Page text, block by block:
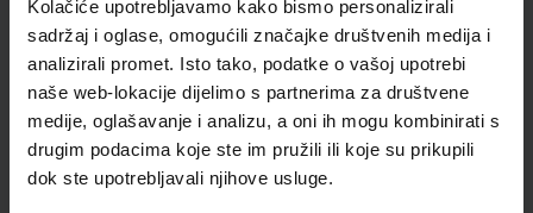
Kolačiće upotrebljavamo kako bismo personalizirali
sadržaj i oglase, omogućili značajke društvenih medija i
analizirali promet. Isto tako, podatke o vašoj upotrebi
naše web-lokacije dijelimo s partnerima za društvene
medije, oglašavanje i analizu, a oni ih mogu kombinirati s
drugim podacima koje ste im pružili ili koje su prikupili
dok ste upotrebljavali njihove usluge.
Autor(i): Blagus Ljubić Klemše Flisar Odorčić Bubica Ružić Mihočka
Nakladnik:
ŠKOLSKA KNJIGA d.d. Registarski broj ministarstva: 7001
SKU:567002 CIJENA:10,80 €
ŠIFRA OMOTA:500744